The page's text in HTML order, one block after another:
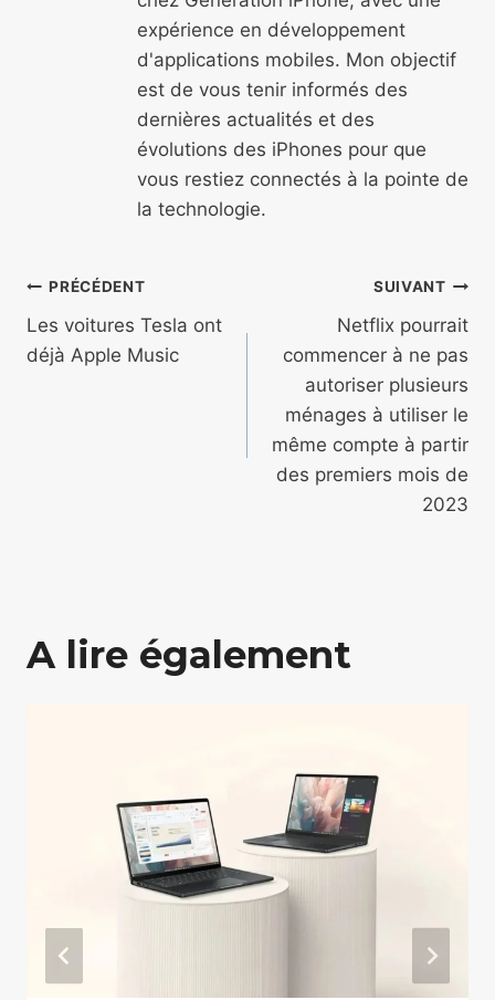
expérience en développement
d'applications mobiles. Mon objectif
est de vous tenir informés des
dernières actualités et des
évolutions des iPhones pour que
vous restiez connectés à la pointe de
la technologie.
Navigation
de
l’article
PRÉCÉDENT
Les voitures Tesla ont
déjà Apple Music
SUIVANT
Netflix pourrait
commencer à ne pas
autoriser plusieurs
ménages à utiliser le
même compte à partir
des premiers mois de
2023
A lire également